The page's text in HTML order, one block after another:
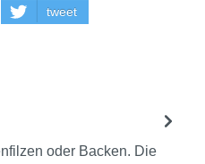
tweet
oder Backen. Die